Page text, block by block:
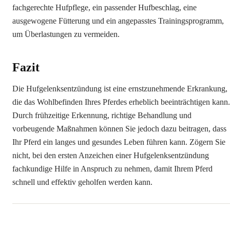
fachgerechte Hufpflege, ein passender Hufbeschlag, eine
ausgewogene Fütterung und ein angepasstes Trainingsprogramm,
um Überlastungen zu vermeiden.
Fazit
Die Hufgelenksentzündung ist eine ernstzunehmende Erkrankung,
die das Wohlbefinden Ihres Pferdes erheblich beeinträchtigen kann.
Durch frühzeitige Erkennung, richtige Behandlung und
vorbeugende Maßnahmen können Sie jedoch dazu beitragen, dass
Ihr Pferd ein langes und gesundes Leben führen kann. Zögern Sie
nicht, bei den ersten Anzeichen einer Hufgelenksentzündung
fachkundige Hilfe in Anspruch zu nehmen, damit Ihrem Pferd
schnell und effektiv geholfen werden kann.